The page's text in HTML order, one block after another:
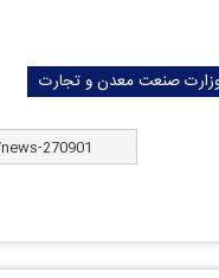
صنعت معدن و تجارت